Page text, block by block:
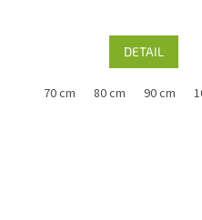
DETAIL
70 cm 80 cm 90 cm